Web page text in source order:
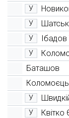
У
У
У
У
Баташов
У
У Квітко